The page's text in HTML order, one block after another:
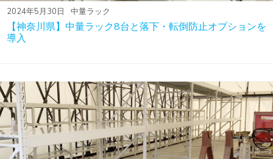
2024年5月30日 中量ラック
【神奈川県】中量ラック8台と落下・転倒防止オプションを
導入